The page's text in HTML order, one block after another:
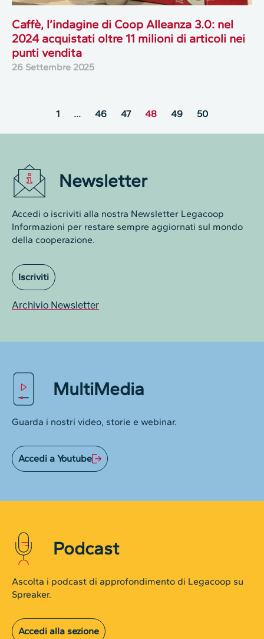
Caffè, l’indagine di Coop Alleanza 3.0: nel
2024 acquistati oltre 11 milioni di articoli nei
punti vendita
26 Settembre 2025
1 … 46 47 48 49 50
Newsletter
Accedi o iscriviti alla nostra Newsletter Legacoop
Informazioni per restare sempre aggiornati sul mondo
della cooperazione.
Iscriviti
Archivio Newsletter
MultiMedia
Guarda i nostri video, storie e webinar.
Accedi a Youtube
Podcast
Ascolta i podcast di approfondimento di Legacoop su
Spreaker.
Accedi alla sezione